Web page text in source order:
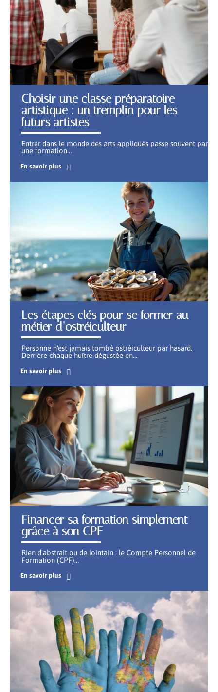
Choisir une classe préparatoire
artistique : un tremplin pour les
futurs artistes
Entrer dans le monde des arts appliqués passe souvent par
une formation…
En savoir plus
Les étapes clés pour se former au
métier d’ostréiculteur
Personne n'est jamais tombé ostréiculteur par hasard.
Derrière chaque huître dégustée en…
En savoir plus
Financer sa formation simplement
grâce à son CPF
Rien d'abstrait ou de lointain : le Compte Personnel de
Formation (CPF)…
En savoir plus